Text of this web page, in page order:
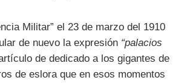
Militar” el 23 de marzo del 1910
de nuevo la expresión “palacios
de dedicado a los gigantes de
de eslora que en esos momentos